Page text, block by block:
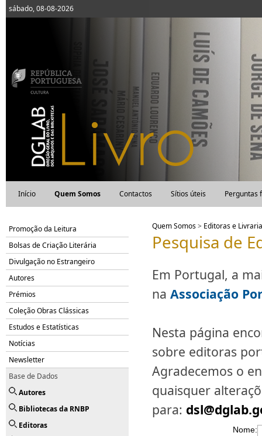
sábado, 08-08-2026
Início Quem Somos Contactos Sítios úteis Perguntas
Promoção da Leitura
Bolsas de Criação Literária
Divulgação no Estrangeiro
Autores
Prémios
Coleção Obras Clássicas
Estudos e Estatísticas
Notícias
Newsletter
Base de Dados
Autores
Bibliotecas da RNBP
Editoras
Quem Somos> Editoras e
Pesquisa de
Em Portugal, a
na Associação
Nesta página
sobre editoras
Agradecemos o
quaisquer
para:
Nome: